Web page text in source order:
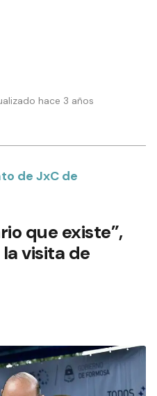
hace 3 años
de JxC de
que existe”,
visita de